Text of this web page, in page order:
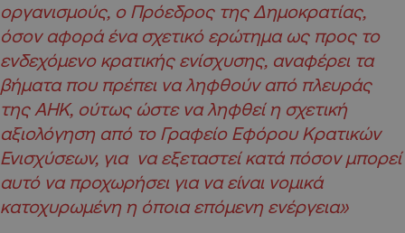
οργανισμούς, ο Πρόεδρος της Δημοκρατίας,
όσον αφορά ένα σχετικό ερώτημα ως προς το
ενδεχόμενο κρατικής ενίσχυσης, αναφέρει τα
βήματα που πρέπει να ληφθούν από πλευράς
της ΑΗΚ, ούτως ώστε να ληφθεί η σχετική
αξιολόγηση από το Γραφείο Εφόρου Κρατικών
Ενισχύσεων, για να εξεταστεί κατά πόσον μπορεί
αυτό να προχωρήσει για να είναι νομικά
κατοχυρωμένη η όποια επόμενη ενέργεια»